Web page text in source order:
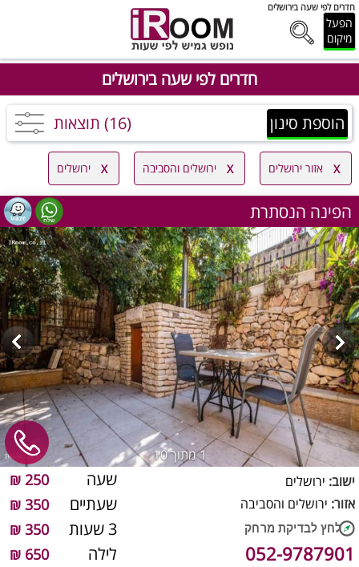
חדרים לפי שעה בירושלים
הפעל
מיקום
חדרים לפי שעה בירושלים
הוספת סינון (16) תוצאות
אזור ירושלים ירושלים והסביבה ירושלים
הפינה הנסתרת
1מתוך 10
שעה 250 ₪
שעתיים 350 ₪
3 שעות 350 ₪
לילה 650 ₪
ישוב: ירושלים
אזור: ירושלים והסביבה
052-9787901